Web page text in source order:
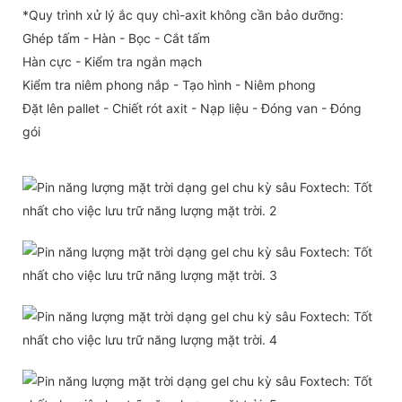
*Quy trình xử lý ắc quy chì-axit không cần bảo dưỡng:
Ghép tấm - Hàn - Bọc - Cắt tấm
Hàn cực - Kiểm tra ngắn mạch
Kiểm tra niêm phong nắp - Tạo hình - Niêm phong
Đặt lên pallet - Chiết rót axit - Nạp liệu - Đóng van - Đóng
gói